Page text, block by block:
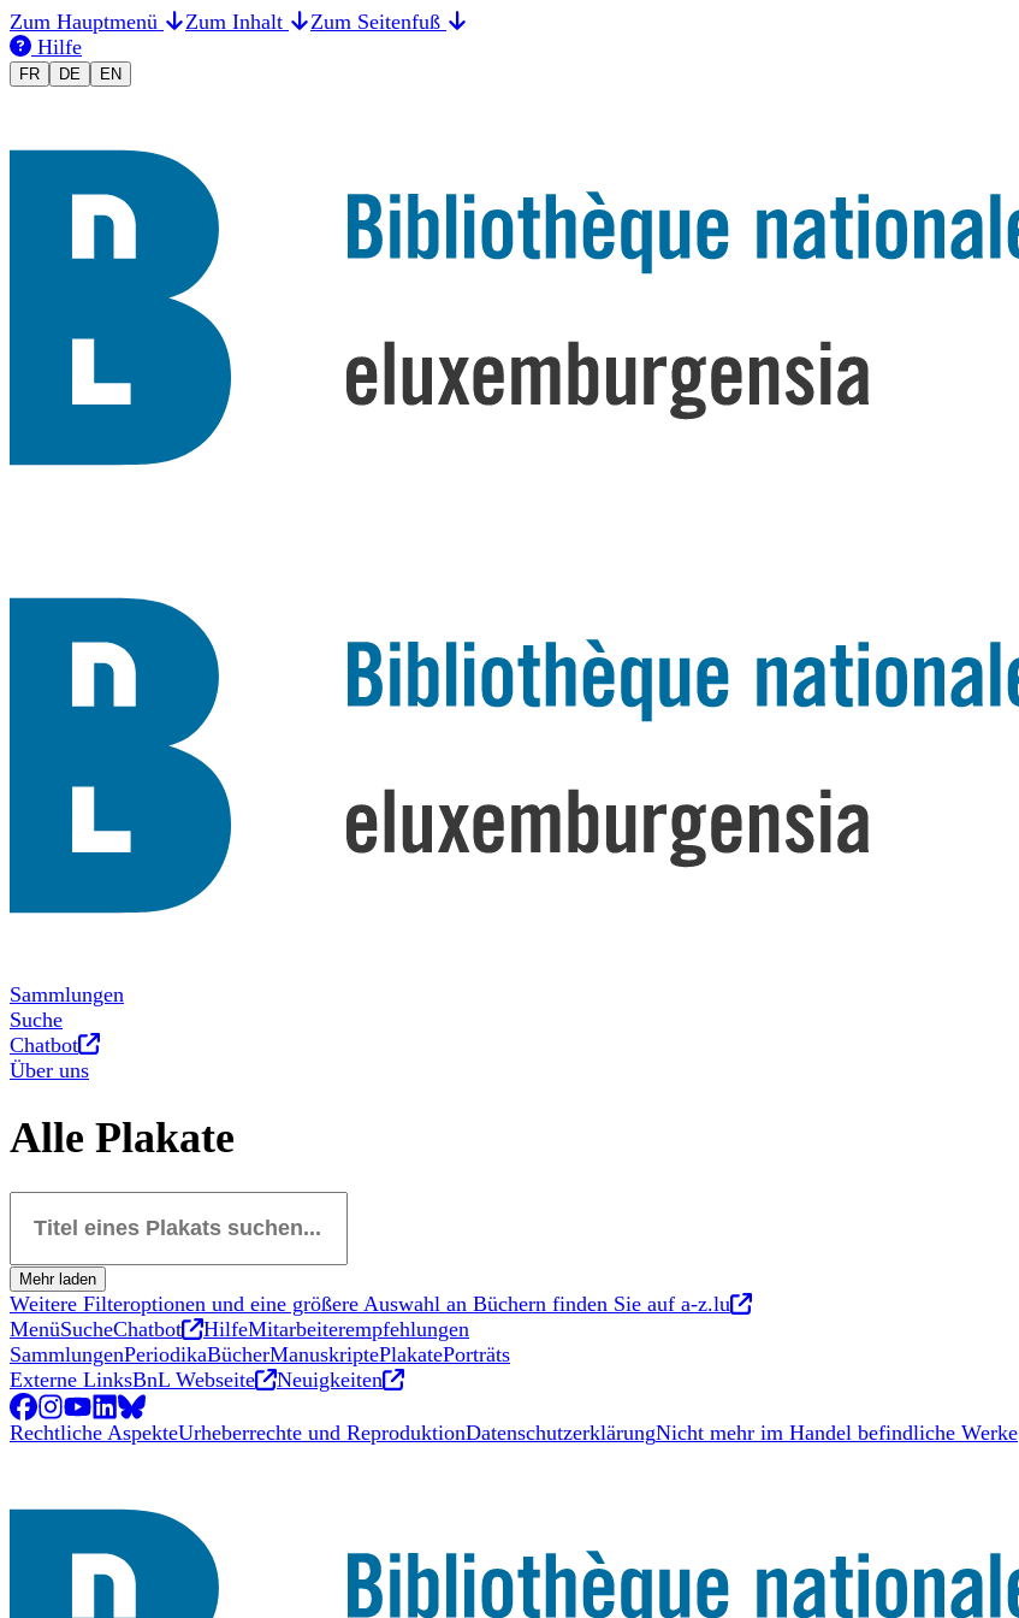
Zum Hauptmenü Zum Inhalt
Zum Seitenfuß
Hilfe
FRChanger la langue en Français
DE Sprache auf Deutsch umstellen
ENSwitch to English
Sammlungen
Suche
Chatbot
Neues Tab
Über uns
Alle Plakate
Mehr laden
Weitere Filteroptionen und eine größere Auswahl an Büchern finden Sie auf a-z.lu
Neues Tab
MenüSucheChatbot Neues Tab
HilfeMitarbeiterempfehlungen
SammlungenPeriodikaBücherManuskriptePlakatePorträts
Externe LinksBnL Webseite Neues Tab
Neuigkeiten
Neues Tab
Facebook
Neues Tab
Instagram
Neues Tab
YouTube
Neues Tab
LinkedIn
Neues Tab
BlueSky
Neues Tab
Rechtliche AspekteUrheberrechte und ReproduktionDatenschutzerklärungNicht mehr im Handel befindliche Werke